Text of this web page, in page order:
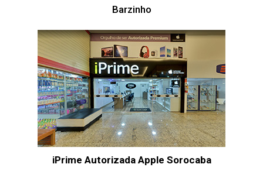
Barzinho
iPrime Autorizada Apple Sorocaba